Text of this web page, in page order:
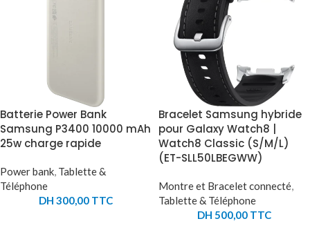
Batterie Power Bank
Samsung P3400 10000 mAh
25w charge rapide
Power bank, Tablette &
Téléphone
DH 300,00 TTC
Bracelet Samsung hybride
pour Galaxy Watch8 |
Watch8 Classic (S/M/L)
(ET-SLL50LBEGWW)
Montre et Bracelet connecté,
Tablette & Téléphone
DH 500,00 TTC